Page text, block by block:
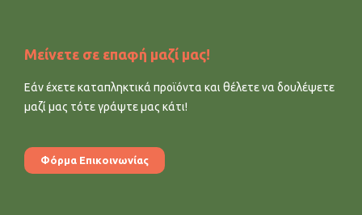
Μείνετε σε επαφή μαζί μας!
Εάν έχετε καταπληκτικά προϊόντα και θέλετε να δουλέψετε
μαζί μας τότε γράψτε μας κάτι!
Φόρμα Επικοινωνίας